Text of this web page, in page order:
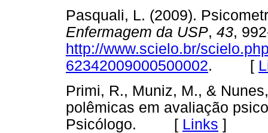
Pasquali, L. (2009).
Enfermagem da USP, 43,
http://www.scielo.br/
62342009000500002. [
Primi, R., Muniz, M., &
polêmicas em avaliação
Psicólogo. [ Links ]